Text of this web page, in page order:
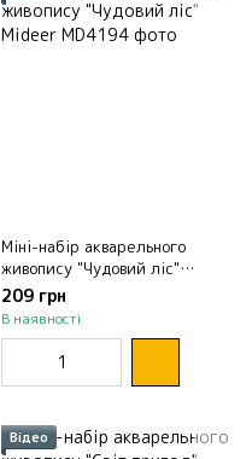
Міні-набір акварельного
живопису "Чудовий ліс"
Mideer
209 грн
В наявності
Відео